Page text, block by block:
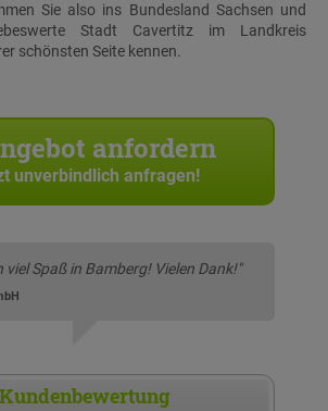
Sie also ins Bundesland Sachsen und
Stadt Cavertitz im Landkreis
schönsten Seite kennen.
anfordern
unverbindlich anfragen!
viel Spaß in Bamberg! Vielen Dank!"
Kundenbewertung